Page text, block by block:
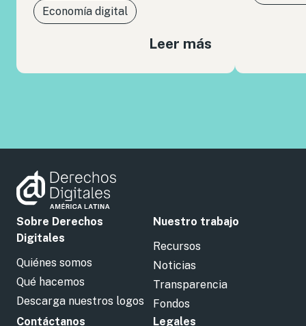
Economía digital
Leer más
Sobre Derechos
Digitales
Quiénes somos
Qué hacemos
Descarga nuestros logos
Nuestro trabajo
Recursos
Noticias
Transparencia
Fondos
Contáctanos
Legales